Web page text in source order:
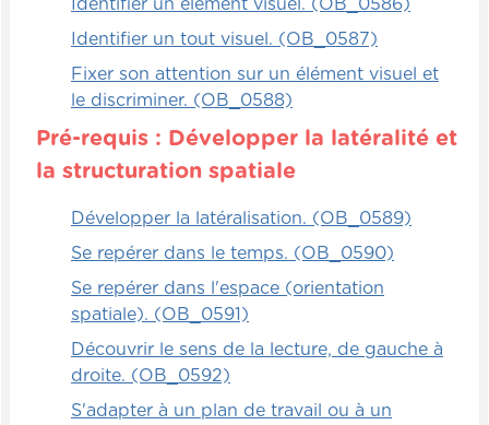
Une fois que les enfants ont réussi en
équipe à reconstituer la phrase, ils doivent
alors tout simplement jouer à la marelle et
sauter sur les différents mots en les
c'est un jeu qui est gagnant à tous les
coups.
Explorateurs
On peut aussi organiser un jeu de parcours
formidable. À chaque étape du parcours,
enfants doivent prendre un papier qui
contient une phrase. Une fois qu'ils sont
arrivés au terme du parcours, ils doivent
Identifier un élément visuel. (OB_0586)
Identifier un tout visuel. (OB_0587)
Fixer son attention sur un élément visuel et
le discriminer. (OB_0588)
Pré-requis : Développer la latéralité et
la structuration spatiale
Développer la latéralisation. (OB_0589)
Se repérer dans le temps. (OB_0590)
Se repérer dans l'espace (orientation
spatiale). (OB_0591)
Découvrir le sens de la lecture, de gauche à
droite. (OB_0592)
S'adapter à un plan de travail ou à un